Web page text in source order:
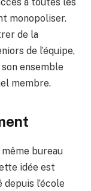
à toutes les
monopoliser.
de la
de l’équipe,
ensemble
membre.
même bureau
idée est
l’école